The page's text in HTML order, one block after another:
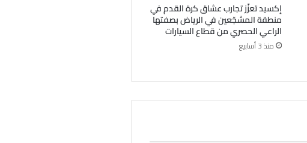
إكسيد تعزّز تجارب عشاق كرة القدم في
منطقة المشجّعين في الرياض بصفتها
الراعي الحصري من قطاع السيارات
منذ 3 أسابيع